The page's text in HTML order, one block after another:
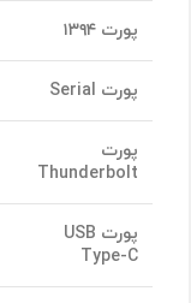
پورت ۱۳۹۴
پورت
پورت
Thunderbolt
پورت USB
Type-C